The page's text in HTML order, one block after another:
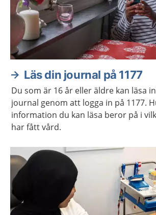
Läs din journal på 1177
Du som är 16 år eller äldre kan läsa
journal genom att logga in på 1177.
information du kan läsa beror på i
har fått vård.